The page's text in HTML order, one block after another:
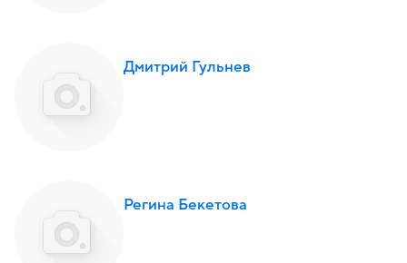
Дмитрий Гульнев
Регина Бекетова